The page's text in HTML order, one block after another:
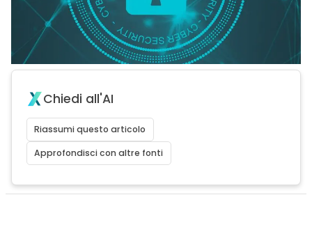
Chiedi all'AI
Riassumi questo articolo
Approfondisci con altre fonti